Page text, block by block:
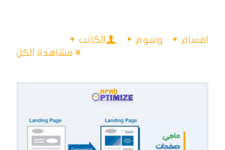
اقسام وسوم
الكاتب
مشاهدة الكل